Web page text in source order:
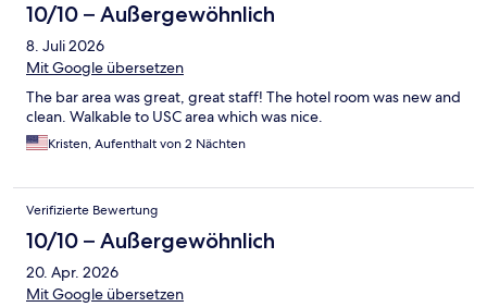
10/10 – Außergewöhnlich
8. Juli 2026
Mit Google übersetzen
The bar area was great, great staff! The hotel room was new and
clean. Walkable to USC area which was nice.
Kristen, Aufenthalt von 2 Nächten
Verifizierte Bewertung
10/10 – Außergewöhnlich
20. Apr. 2026
Mit Google übersetzen